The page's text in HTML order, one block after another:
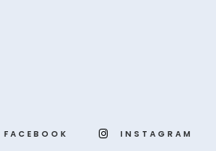
FACEBOOK INSTAGRAM